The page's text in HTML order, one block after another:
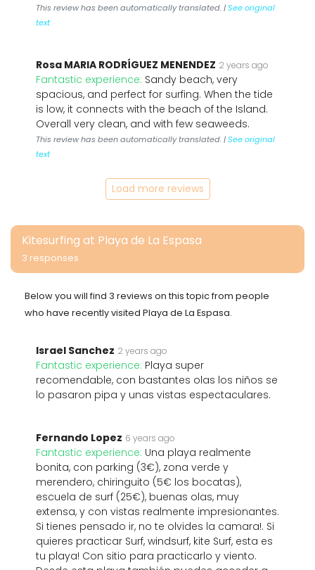
This review has been automatically translated. |See original
text
Rosa MARIA RODRÍGUEZ MENENDEZ 2 years ago
Fantastic experience: Sandy beach, very
spacious, and perfect for surfing. When the tide
is low, it connects with the beach of the Island.
Overall very clean, and with few seaweeds.
This review has been automatically translated. |See original
text
Load more reviews
Kitesurfing at Playa de La Espasa
3 responses
Below you will find 3 reviews on this topic from people
who have recently visited Playa de La Espasa.
Israel Sanchez 2 years ago
Fantastic experience: Playa super
recomendable, con bastantes olas los niños se
lo pasaron pipa y unas vistas espectaculares.
Fernando Lopez 6 years ago
Fantastic experience: Una playa realmente
bonita, con parking (3€), zona verde y
merendero, chiringuito (5€ los bocatas),
escuela de surf (25€), buenas olas, muy
extensa, y con vistas realmente impresionantes.
Si tienes pensado ir, no te olvides la camara!. Si
quieres practicar Surf, windsurf, kite Surf, esta es
tu playa! Con sitio para practicarlo y viento.